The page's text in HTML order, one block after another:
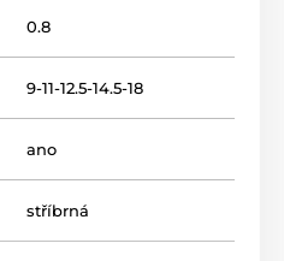
0.8
9-11-12.5-14.5-18
ano
stříbrná